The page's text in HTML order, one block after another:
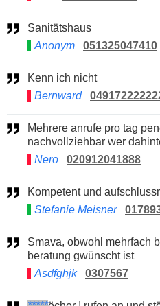
Sanitätshaus
Anonym
051325047410
Kenn ich nicht
Bernward
Mehrere anrufe pro tag penetrant. leider nicht
nachvollziehbar wer
Nero
020912041888
Kompetent und
Stefanie Meisner
Smava, obwohl mehrfach bereits abgesagt dass keien
beratung gwünscht ist
Asdfghjk
0307567